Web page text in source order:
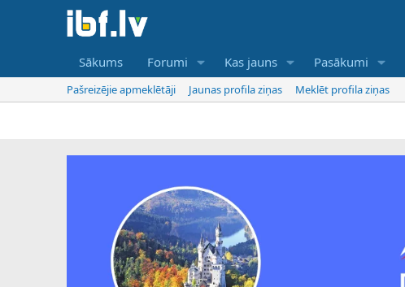
Sākums Forumi Kas jauns Pasākumi
Pašreizējie apmeklētāji Jaunas profila ziņas Meklēt profila ziņas